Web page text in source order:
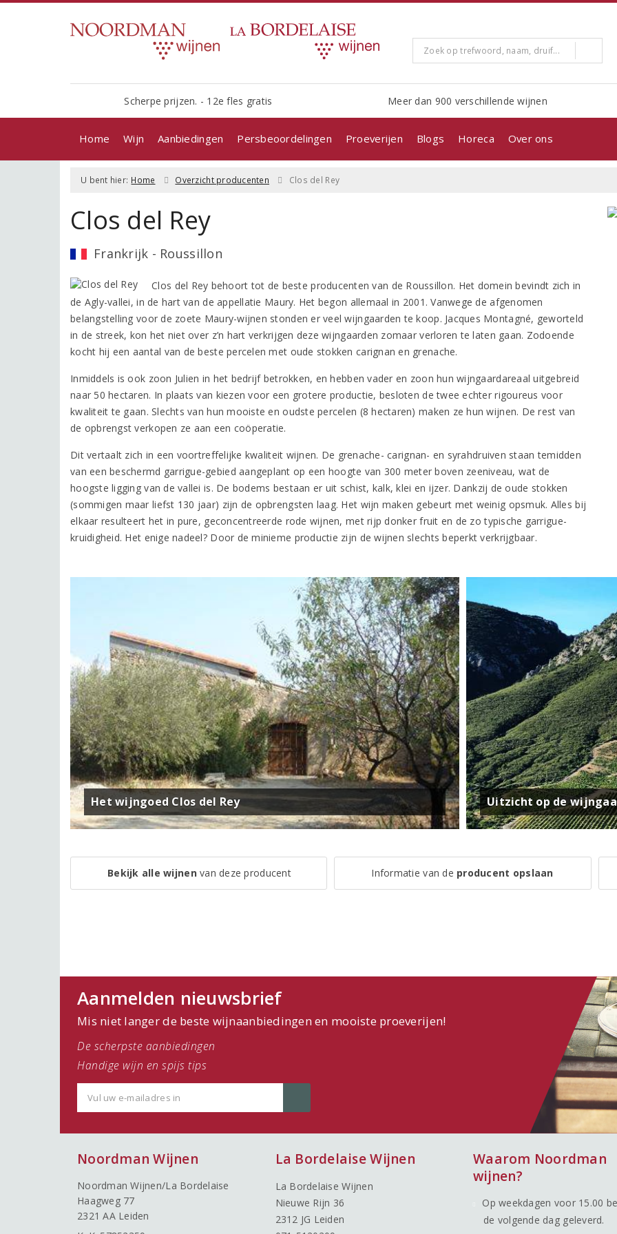
Scherpe prijzen. - 12e fles gratis Meer dan 900 verschillende wijnen
Home Wijn Aanbiedingen Persbeoordelingen Proeverijen Blogs Horeca Over ons
U bent hier: Home Overzicht producenten Clos del Rey
Clos del Rey
Frankrijk - Roussillon
Clos del Rey behoort tot de beste producenten van de Roussillon. Het domein bevindt zich in
de Agly-vallei, in de hart van de appellatie Maury. Het begon allemaal in 2001. Vanwege de afgenomen
belangstelling voor de zoete Maury-wijnen stonden er veel wijngaarden te koop. Jacques Montagné, geworteld
in de streek, kon het niet over z’n hart verkrijgen deze wijngaarden zomaar verloren te laten gaan. Zodoende
kocht hij een aantal van de beste percelen met oude stokken carignan en grenache.
Inmiddels is ook zoon Julien in het bedrijf betrokken, en hebben vader en zoon hun wijngaardareaal uitgebreid
naar 50 hectaren. In plaats van kiezen voor een grotere productie, besloten de twee echter rigoureus voor
kwaliteit te gaan. Slechts van hun mooiste en oudste percelen (8 hectaren) maken ze hun wijnen. De rest van
de opbrengst verkopen ze aan een coöperatie.
Dit vertaalt zich in een voortreffelijke kwaliteit wijnen. De grenache- carignan- en syrahdruiven staan temidden
van een beschermd garrigue-gebied aangeplant op een hoogte van 300 meter boven zeeniveau, wat de
hoogste ligging van de vallei is. De bodems bestaan er uit schist, kalk, klei en ijzer. Dankzij de oude stokken
(sommigen maar liefst 130 jaar) zijn de opbrengsten laag. Het wijn maken gebeurt met weinig opsmuk. Alles bij
elkaar resulteert het in pure, geconcentreerde rode wijnen, met rijp donker fruit en de zo typische garrigue-
kruidigheid. Het enige nadeel? Door de minieme productie zijn de wijnen slechts beperkt verkrijgbaar.
Het wijngoed Clos del Rey Uitzicht op de
Bekijk alle wijnenvan deze producent Informatie van de producent opslaan
Aanmelden nieuwsbrief
Mis niet langer de beste wijnaanbiedingen en mooiste proeverijen!
De scherpste aanbiedingen
Handige wijn en spijs tips
Noordman Wijnen
Noordman Wijnen/La Bordelaise
Haagweg 77
2321 AA Leiden
La Bordelaise Wijnen
La Bordelaise Wijnen
Nieuwe Rijn 36
2312 JG Leiden
Waarom Noordman
wijnen?
Op weekdagen voor 15.00
de volgende dag geleverd.